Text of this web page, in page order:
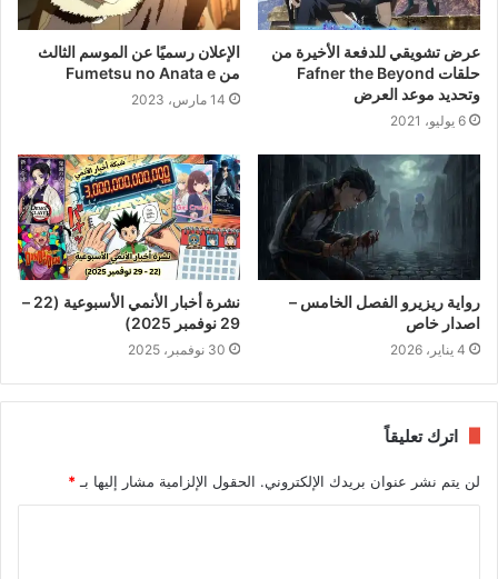
عرض تشويقي للدفعة الأخيرة من
حلقات Fafner the Beyond
وتحديد موعد العرض
6 يوليو، 2021
الإعلان رسميًا عن الموسم الثالث
من Fumetsu no Anata e
14 مارس، 2023
رواية ريزيرو الفصل الخامس –
اصدار خاص
4 يناير، 2026
نشرة أخبار الأنمي الأسبوعية (22 –
29 نوفمبر 2025)
30 نوفمبر، 2025
اترك تعليقاً
لن يتم نشر عنوان بريدك الإلكتروني. الحقول الإلزامية مشار إليها بـ *